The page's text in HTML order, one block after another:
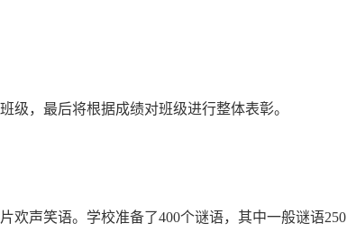
级，最后将根据成绩对班级进行整体表彰。
欢声笑语。学校准备了400个谜语，其中一般谜语250